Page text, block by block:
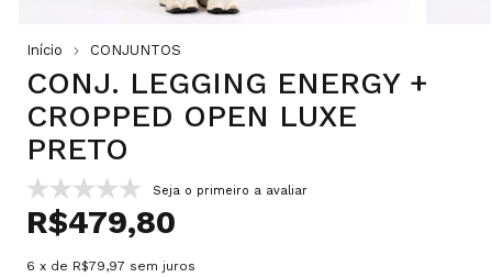
Início CONJUNTOS
CONJ. LEGGING ENERGY +
CROPPED OPEN LUXE
PRETO
Seja o primeiro a avaliar
R$479,80
6 x de R$79,97 sem juros